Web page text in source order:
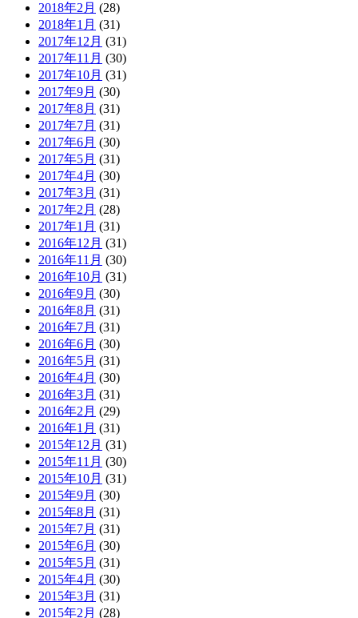
2018年2月 (28)
2018年1月 (31)
2017年12月 (31)
2017年11月 (30)
2017年10月 (31)
2017年9月 (30)
2017年8月 (31)
2017年7月 (31)
2017年6月 (30)
2017年5月 (31)
2017年4月 (30)
2017年3月 (31)
2017年2月 (28)
2017年1月 (31)
2016年12月 (31)
2016年11月 (30)
2016年10月 (31)
2016年9月 (30)
2016年8月 (31)
2016年7月 (31)
2016年6月 (30)
2016年5月 (31)
2016年4月 (30)
2016年3月 (31)
2016年2月 (29)
2016年1月 (31)
2015年12月 (31)
2015年11月 (30)
2015年10月 (31)
2015年9月 (30)
2015年8月 (31)
2015年7月 (31)
2015年6月 (30)
2015年5月 (31)
2015年4月 (30)
2015年3月 (31)
2015年2月 (28)